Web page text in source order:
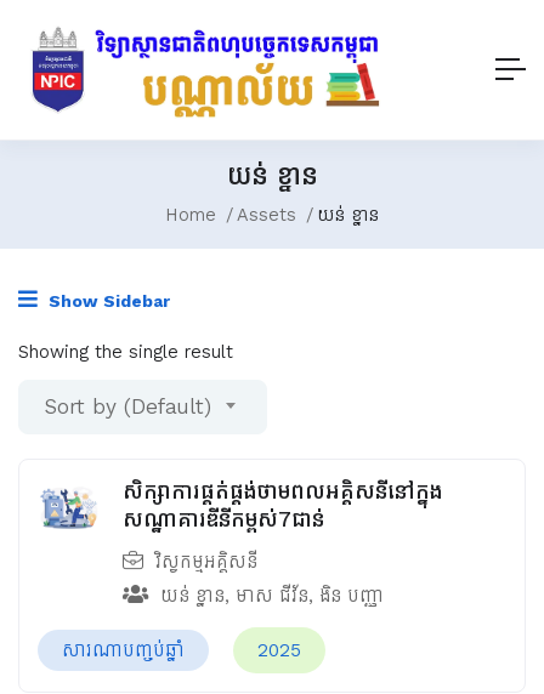
យន់ ខ្នាន
Home Assets យន់ ខ្នាន
Show Sidebar
Showing the single result
Sort by (Default)
សិក្សាការផ្គត់ផ្គង់ថាមពលអគ្គិសនីនៅក្នុង
សណ្ឋាគារឌីនីកម្ពស់7ជាន់
វិស្វកម្មអគ្គិសនី
យន់ ខ្នាន, មាស ជីវ័ន, ងិន បញ្ញា
សារណាបញ្ចប់ឆ្នាំ 2025